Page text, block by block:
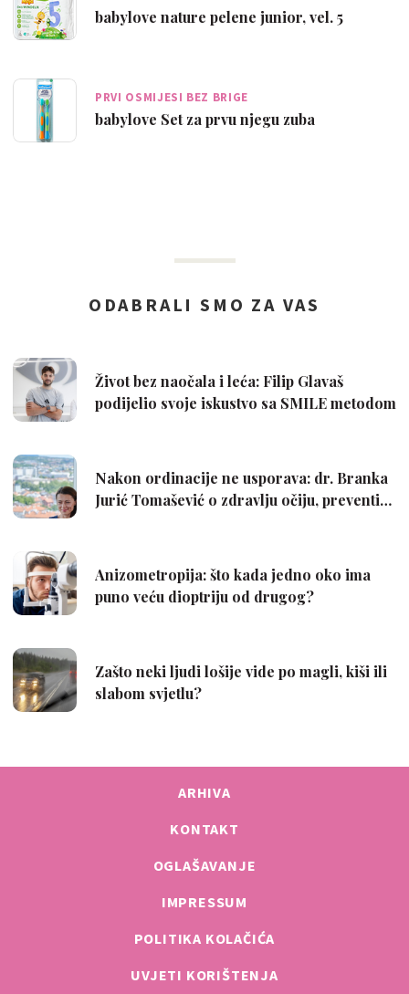
babylove nature pelene junior, vel. 5
PRVI OSMIJESI BEZ BRIGE
babylove Set za prvu njegu zuba
ARHIVA
KONTAKT
OGLAŠAVANJE
IMPRESSUM
POLITIKA KOLAČIĆA
UVJETI KORIŠTENJA